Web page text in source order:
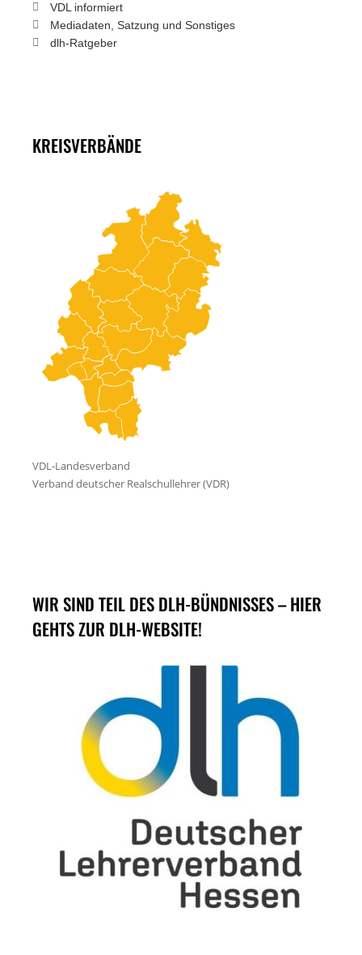
VDL informiert
Mediadaten, Satzung und Sonstiges
dlh-Ratgeber
KREISVERBÄNDE
WIR SIND TEIL DES DLH-BÜNDNISSES – HIER
GEHTS ZUR DLH-WEBSITE!